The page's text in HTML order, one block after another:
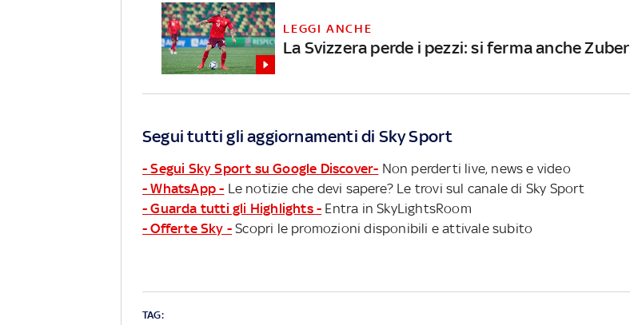
LEGGI ANCHE
La Svizzera perde i pezzi: si ferma anche Zuber
Segui tutti gli aggiornamenti di Sky Sport
- Segui Sky Sport su Google Discover- Non perderti live, news e video
- WhatsApp - Le notizie che devi sapere? Le trovi sul canale di Sky Sport
- Guarda tutti gli Highlights - Entra in SkyLightsRoom
- Offerte Sky - Scopri le promozioni disponibili e attivale subito
TAG: